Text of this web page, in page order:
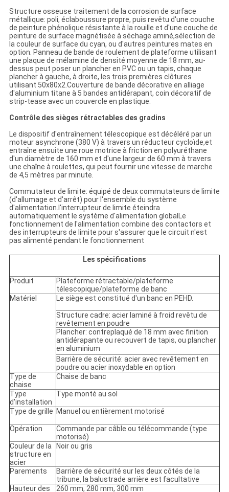
Structure osseuse traitement de la corrosion de surface
métallique: poli, éclaboussure propre, puis revêtu d'une couche
de peinture phénolique résistante à la rouille et d'une couche de
peinture de surface magnétisée à séchage aminé,sélection de
la couleur de surface du cyan, ou d'autres peintures mates en
option. Panneau de bande de roulement de plateforme utilisant
une plaque de mélamine de densité moyenne de 18 mm, au-
dessus peut poser un plancher en PVC ou un tapis, chaque
plancher à gauche, à droite, les trois premières clôtures
utilisant 50x80x2.Couverture de bande décorative en alliage
d'aluminium titane à 5 bandes antidérapant, coin décoratif de
strip-tease avec un couvercle en plastique.
Contrôle des sièges rétractables des gradins
Le dispositif d'entraînement télescopique est décéléré par un
moteur asynchrone (380 V) à travers un réducteur cycloïde,et
entraîne ensuite une roue motrice à friction en polyuréthane
d'un diamètre de 160 mm et d'une largeur de 60 mm à travers
une chaîne à roulettes, qui peut fournir une vitesse de marche
de 4,5 mètres par minute.
Commutateur de limite: équipé de deux commutateurs de limite
(d'allumage et d'arrêt) pour l'ensemble du système
d'alimentation.l'interrupteur de limite éteindra
automatiquement le système d'alimentation globalLe
fonctionnement de l'alimentation combine des contactors et
des interrupteurs de limite pour s'assurer que le circuit n'est
pas alimenté pendant le fonctionnement
Les spécifications
Produit
Plateforme rétractable/plateforme
télescopique/plateforme de banc
Matériel
Le siège est constitué d'un banc en PEHD.
Structure cadre: acier laminé à froid revêtu de
revêtement en poudre
Plancher: contreplaqué de 18 mm avec finition
antidérapante ou recouvert de tapis, ou plancher
en aluminium
Barrière de sécurité: acier avec revêtement en
poudre ou acier inoxydable en option
Type de
chaise
Chaise de banc
Type
d'installation
Type monté au sol
Type de grille Manuel ou entièrement motorisé
Opération
Commande par câble ou télécommande (type
motorisé)
Couleur de la
structure en
acier
Noir ou gris
Parements
Barrière de sécurité sur les deux côtés de la
tribune, la balustrade arrière est facultative
Hauteur des
260 mm, 280 mm, 300 mm